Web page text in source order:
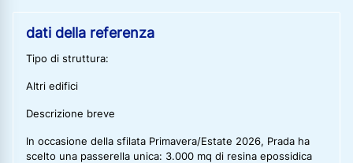
dati della referenza
Tipo di struttura:
Altri edifici
Descrizione breve
In occasione della sfilata Primavera/Estate 2026, Prada ha
scelto una passerella unica: 3.000 mq di resina epossidica